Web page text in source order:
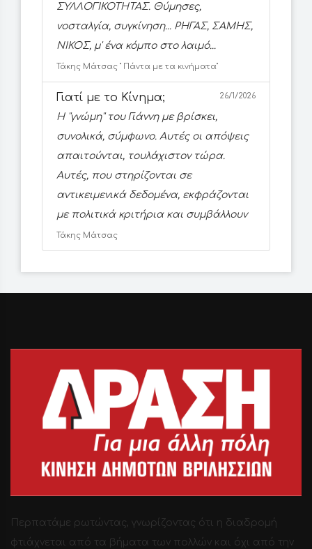
ΣΥΛΛΟΓΙΚΟΤΗΤΑΣ. Θύμησες,
νοσταλγία, συγκίνηση... ΡΗΓΑΣ, ΣΑΜΗΣ,
ΝΙΚΟΣ, μ' ένα κόμπο στο λαιμό...
Τάκης Μάτσας '' Πάντα με τα κινήματα''
Γιατί με το Κίνημα; 26/1/2026
Η ''γνώμη'' του Γιάννη με βρίσκει,
συνολικά, σύμφωνο. Αυτές οι απόψεις
απαιτούνται, τουλάχιστον τώρα.
Αυτές, που στηρίζονται σε
αντικειμενικά δεδομένα, εκφράζονται
με πολιτικά κριτήρια και συμβάλλουν
Τάκης Μάτσας
Περπατάμε ρωτώντας, γνωρίζοντας ότι η διαδρομή
φτιάχνεται από τα βήματα των πολλών και όχι από την